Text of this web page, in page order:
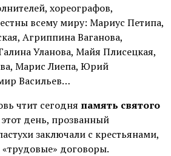
хореографов,
всему миру: Мариус Петипа,
Агриппина Ваганова,
Уланова, Майя Плисецкая,
Марис Лиепа, Юрий
Васильев…
чтит сегодня память святого
день, прозванный
заключали с крестьянами,
договоры.